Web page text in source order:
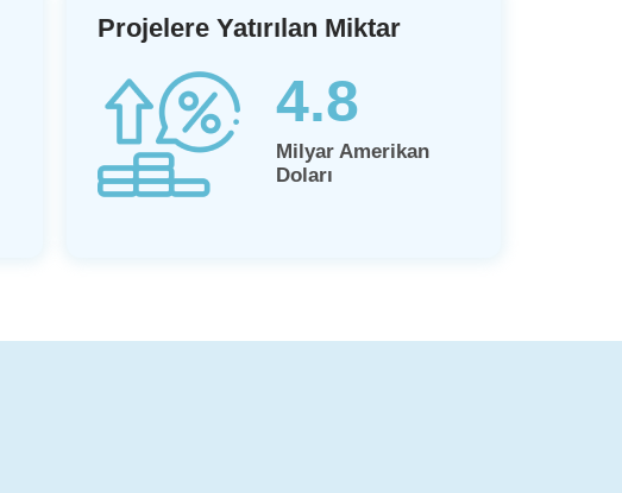
Projelere Yatırılan Miktar
4.8
Milyar Amerikan
Doları